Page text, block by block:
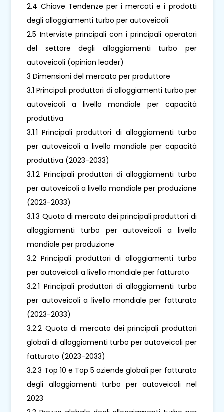
2.4 Chiave Tendenze per i mercati e i prodotti
degli alloggiamenti turbo per autoveicoli
2.5 Interviste principali con i principali operatori
del settore degli alloggiamenti turbo per
autoveicoli (opinion leader)
3 Dimensioni del mercato per produttore
3.1 Principali produttori di alloggiamenti turbo per
autoveicoli a livello mondiale per capacità
produttiva
3.1.1 Principali produttori di alloggiamenti turbo
per autoveicoli a livello mondiale per capacità
produttiva (2023-2033)
3.1.2 Principali produttori di alloggiamenti turbo
per autoveicoli a livello mondiale per produzione
(2023-2033)
3.1.3 Quota di mercato dei principali produttori di
alloggiamenti turbo per autoveicoli a livello
mondiale per produzione
3.2 Principali produttori di alloggiamenti turbo
per autoveicoli a livello mondiale per fatturato
3.2.1 Principali produttori di alloggiamenti turbo
per autoveicoli a livello mondiale per fatturato
(2023-2033)
3.2.2 Quota di mercato dei principali produttori
globali di alloggiamenti turbo per autoveicoli per
fatturato (2023-2033)
3.2.3 Top 10 e Top 5 aziende globali per fatturato
degli alloggiamenti turbo per autoveicoli nel
2023